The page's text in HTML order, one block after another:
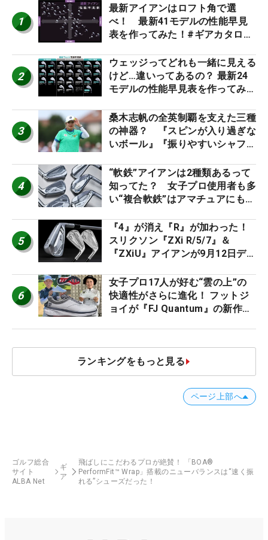
1
最新アイアンはロフト角で選
べ！ 最新41モデルの性能早見
表を作ってみた！#ギアカタログ
2
ウェッジってどれも一緒に見える
けど…違いってあるの？ 最新24
モデルの性能早見表を作ってみ
3
桑木志帆の全英制覇を支えた三種
の神器？ 『スピンが入り過ぎな
いボール』『振りやすいシャフ
ー』 #女子プロセッティング
4
“軟鉄”アイアンは2種類あるって
知ってた？ 女子プロ使用者も多
い“複合軟鉄”はアマチュアにもオ
5
『4』が消え『R』が加わった！
スリクソン『ZXi R/5/7』＆
『ZXiU』アイアンが9月12日デ
6
女子プロ17人が好む“雲の上”の
快適性がさらに進化！ フットジ
ョイが『FJ Quantum』の新作を
ランキングをもっと見る
ページ上部へ
ゴルフ総合
サイト
ALBA Net
ギ
ア
飛ばしにこだわるプロが絶賛！ 「BOA®
PerformFit™ Wrap」搭載のニューバランスは“速く振
れる”シューズだった！